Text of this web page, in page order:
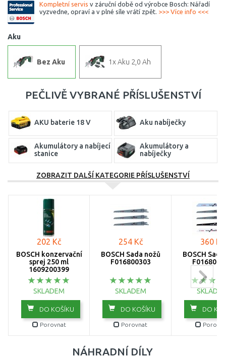
Kompletní servis v záruční době od výrobce Bosch: Nářadí
vyzvedne, opraví a v plné síle vrátí zpět. >>> Více info <<<
Aku
Bez Aku 1x Aku 2,0 Ah
PEČLIVĚ VYBRANÉ PŘÍSLUŠENSTVÍ
AKU baterie 18 V Aku nabíječky
Akumulátory a nabíjecí
stanice
Akumulátory a
nabíječky
Nabíječky aku baterii Náhradní díly a údržba
Sady pilových plátků
ZOBRAZIT DALŠÍ KATEGORIE PŘÍSLUŠENSTVÍ
202 Kč
BOSCH konzervační
sprej 250 ml
1609200399
SKLADEM
DO KOŠÍKU
Porovnat
254 Kč
BOSCH Sada nožů
F016800303
SKLADEM
DO KOŠÍKU
Porovnat
360 Kč
BOSCH
DO
NÁHRADNÍ DÍLY